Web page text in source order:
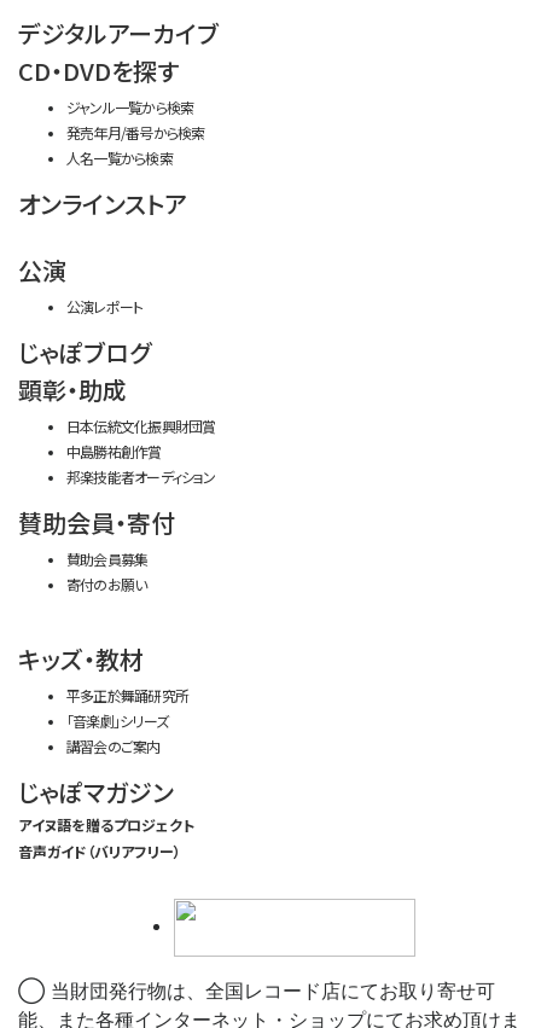
デジタルアーカイブ
CD・DVDを探す
ジャンル一覧から検索
発売年月/番号から検索
人名一覧から検索
オンラインストア
公演
公演レポート
じゃぽブログ
顕彰・助成
日本伝統文化振興財団賞
中島勝祐創作賞
邦楽技能者オーディション
賛助会員・寄付
賛助会員募集
寄付のお願い
キッズ・教材
平多正於舞踊研究所
「音楽劇」シリーズ
講習会のご案内
じゃぽマガジン
アイヌ語を贈るプロジェクト
音声ガイド（バリアフリー）
◯ 当財団発行物は、全国レコード店にてお取り寄せ可
能、また各種インターネット・ショップにてお求め頂けま